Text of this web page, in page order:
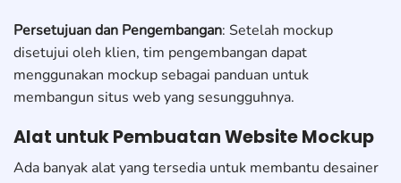
Persetujuan dan Pengembangan: Setelah mockup
disetujui oleh klien, tim pengembangan dapat
menggunakan mockup sebagai panduan untuk
membangun situs web yang sesungguhnya.
Alat untuk Pembuatan Website Mockup
Ada banyak alat yang tersedia untuk membantu desainer